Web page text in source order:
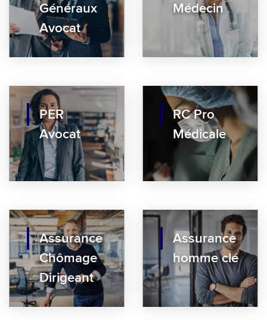
Généraux
Avocat
Médecin
PER
Avocat
RC Pro
Médicale
Assurance
Chômage
Dirigeant
Assurance
homme clé